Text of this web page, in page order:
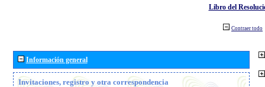
Libro del
Contraer todo
Información general
Invitaciones, registro y otra correspondencia